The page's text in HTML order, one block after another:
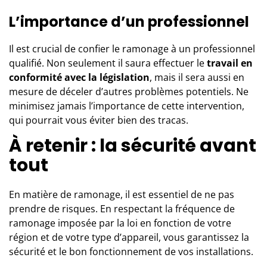
L’importance d’un professionnel
Il est crucial de confier le ramonage à un professionnel
qualifié. Non seulement il saura effectuer letravail en
conformité avec la législation, mais il sera aussi en
mesure de déceler d’autres problèmes potentiels. Ne
minimisez jamais l’importance de cette intervention,
qui pourrait vous éviter bien des tracas.
À retenir : la sécurité avant
tout
En matière de ramonage, il est essentiel de ne pas
prendre de risques. En respectant la fréquence de
ramonage imposée par la loi en fonction de votre
région et de votre type d’appareil, vous garantissez la
sécurité et le bon fonctionnement de vos installations.